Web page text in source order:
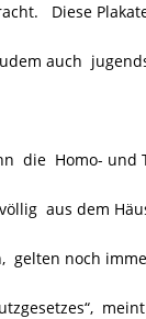
Diese
auch
die Homo- und
aus dem
gelten noch